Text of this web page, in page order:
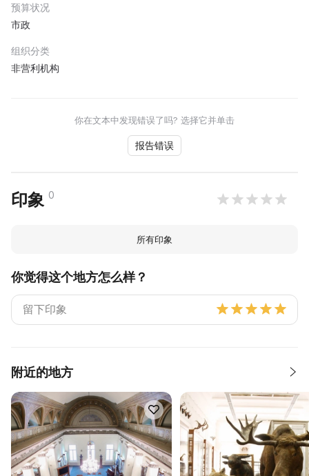
预算状况
市政
组织分类
非营利机构
你在文本中发现错误了吗? 选择它并单击
报告错误
印象 0
所有印象
你觉得这个地方怎么样？
附近的地方